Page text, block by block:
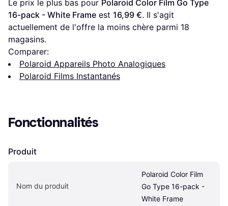
Le prix le plus bas pour Polaroid Color Film Go Type
16-pack - White Frame est 16,99 €. Il s'agit
actuellement de l'offre la moins chère parmi 18
magasins.
Comparer:
Polaroid Appareils Photo Analogiques
Polaroid Films Instantanés
Fonctionnalités
Produit
Nom du produit
Polaroid Color Film
Go Type 16-pack -
White Frame